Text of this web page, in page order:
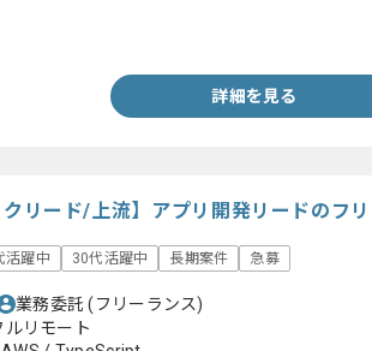
詳細を見る
クリード/上流】アプリ開発リードのフ
活躍中 30代活躍中 長期案件 急募
業務委託(フリーランス)
リモート